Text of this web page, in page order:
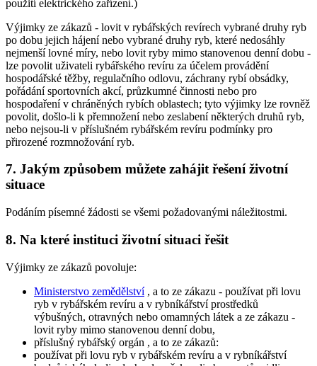
použití elektrického zařízení.)
Výjimky ze zákazů - lovit v rybářských revírech vybrané druhy ryb
po dobu jejich hájení nebo vybrané druhy ryb, které nedosáhly
nejmenší lovné míry, nebo lovit ryby mimo stanovenou denní dobu -
lze povolit uživateli rybářského revíru za účelem provádění
hospodářské těžby, regulačního odlovu, záchrany rybí obsádky,
pořádání sportovních akcí, průzkumné činnosti nebo pro
hospodaření v chráněných rybích oblastech; tyto výjimky lze rovněž
povolit, došlo-li k přemnožení nebo zeslabení některých druhů ryb,
nebo nejsou-li v příslušném rybářském revíru podmínky pro
přirozené rozmnožování ryb.
7. Jakým způsobem můžete zahájit řešení životní
situace
Podáním písemné žádosti se všemi požadovanými náležitostmi.
8. Na které instituci životní situaci řešit
Výjimky ze zákazů povoluje:
Ministerstvo zemědělství, a to ze zákazu - používat při lovu
ryb v rybářském revíru a v rybníkářství prostředků
výbušných, otravných nebo omamných látek a ze zákazu -
lovit ryby mimo stanovenou denní dobu,
příslušný rybářský orgán , a to ze zákazů:
používat při lovu ryb v rybářském revíru a v rybníkářství